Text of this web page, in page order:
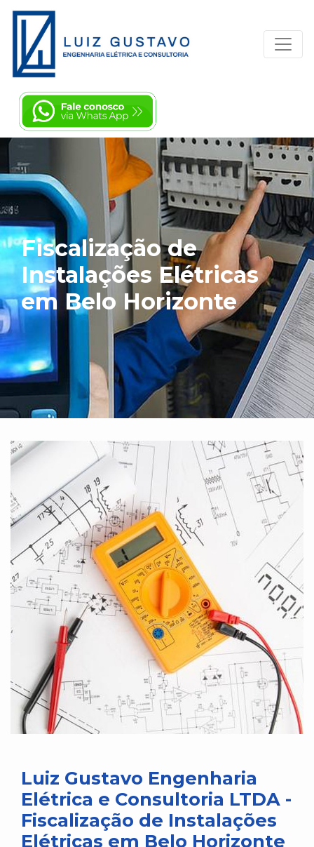
Fiscalização de
Instalações Elétricas
em Belo Horizonte
Luiz Gustavo Engenharia
Elétrica e Consultoria LTDA -
Fiscalização de Instalações
Elétricas em Belo Horizonte